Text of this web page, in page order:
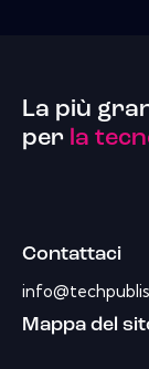
La più
per la
Contattaci
Mappa del